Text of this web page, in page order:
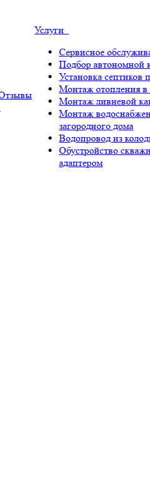
Услуги
Сервисное
Подбор автономной
Установка септиков
Монтаж отопления в
Монтаж ливневой
Монтаж
загородного дома
Водопровод из
Обустройство
адаптером